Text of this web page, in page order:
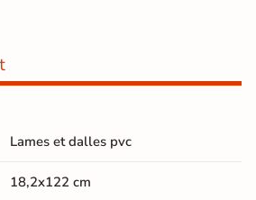
Lames et dalles pvc
18,2x122 cm